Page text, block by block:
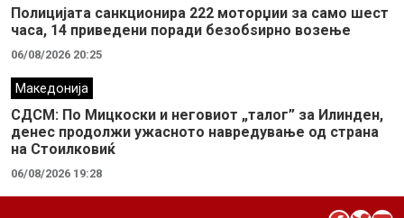
Полицијата санкционира 222 моторџии за само шест
часа, 14 приведени поради безобѕирно возење
06/08/2026 20:25
Македонија
СДСМ: По Мицкоски и неговиот „талог” за Илинден,
денес продолжи ужасното навредување од страна
на Стоилковиќ
06/08/2026 19:28